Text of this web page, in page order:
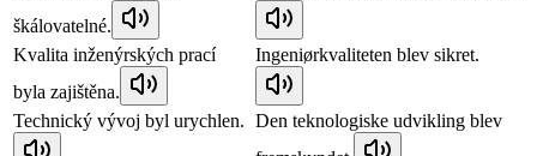
škálovatelné.
Kvalita inženýrských prací
byla zajištěna.
Ingeniørkvaliteten blev sikret.
Technický vývoj byl urychlen. Den teknologiske udvikling blev